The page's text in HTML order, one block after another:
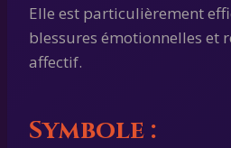
Elle est particulièrement
blessures émotionnelles et
affectif.
Symbole :